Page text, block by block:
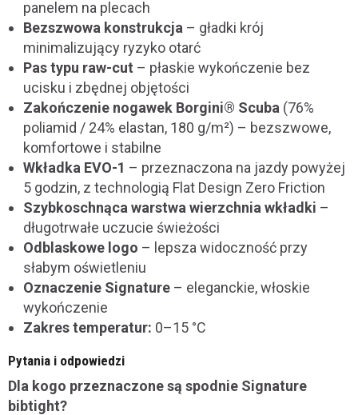
panelem na plecach
Bezszwowa konstrukcja – gładki krój
minimalizujący ryzyko otarć
Pas typu raw-cut – płaskie wykończenie bez
ucisku i zbędnej objętości
Zakończenie nogawek Borgini® Scuba (76%
poliamid / 24% elastan, 180 g/m²) – bezszwowe,
komfortowe i stabilne
Wkładka EVO-1 – przeznaczona na jazdy powyżej
5 godzin, z technologią Flat Design Zero Friction
Szybkoschnąca warstwa wierzchnia wkładki –
długotrwałe uczucie świeżości
Odblaskowe logo – lepsza widoczność przy
słabym oświetleniu
Oznaczenie Signature – eleganckie, włoskie
wykończenie
Zakres temperatur: 0–15 °C
Pytania i odpowiedzi
Dla kogo przeznaczone są spodnie Signature
bibtight?